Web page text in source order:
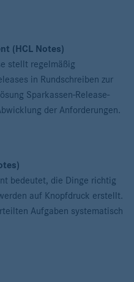
(HCL Notes)
stellt regelmäßig
in Rundschreiben zur
Sparkassen-Release-
der Anforderungen.
bedeutet, die Dinge richtig
auf Knopfdruck erstellt.
Aufgaben systematisch